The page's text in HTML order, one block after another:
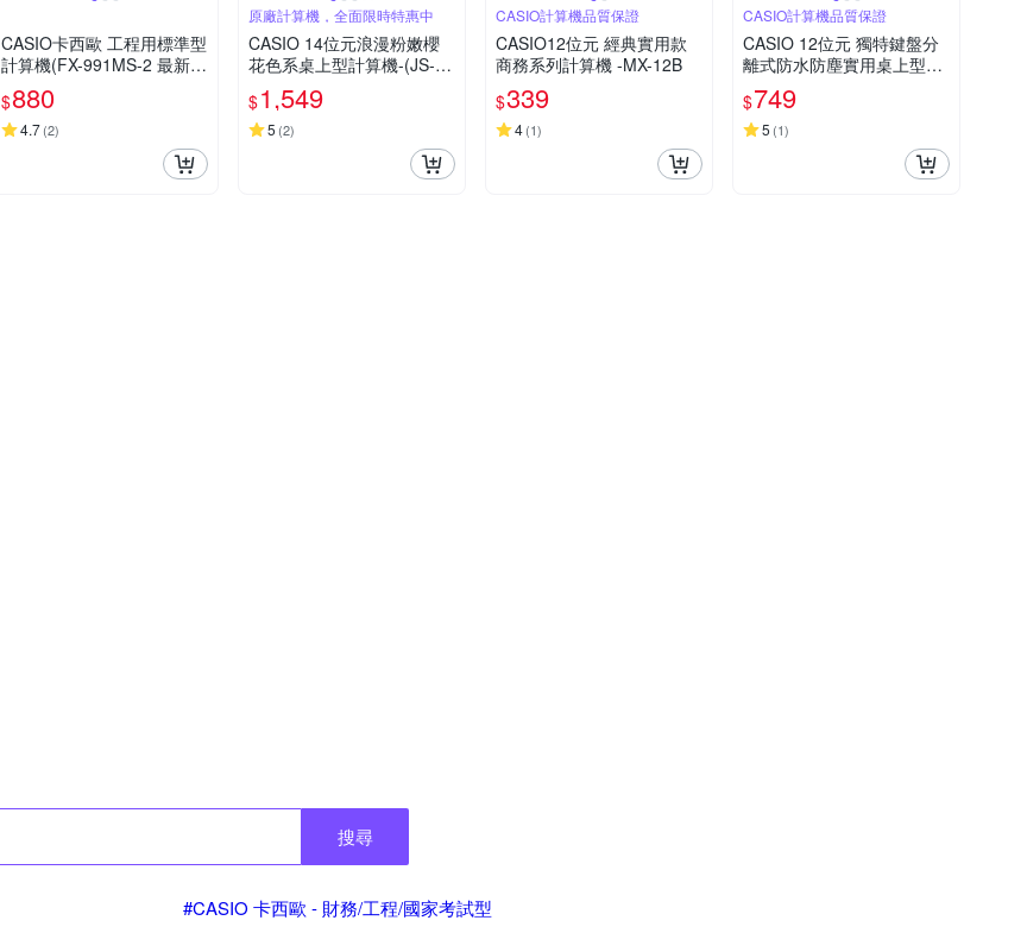
CASIO卡西歐 工程用標準型
計算機(FX-991MS-2 最新第
二代 保固24個月)
$880
4.7(2)
原廠計算機，全面限時特惠中
CASIO 14位元浪漫粉嫩櫻
花色系桌上型計算機-(JS-40
B-PK)
$1,549
5 (2)
CASIO計算機品質保證
CASIO12位元 經典實用款
商務系列計算機 -MX-12B
$339
4(1)
CASIO計算機品質保證
CASIO 12位元 獨特鍵盤分
離式防水防塵實用桌上型計
算機WM-320MT-大黃蜂潮
流配
$749
5 (1)
搜尋
#CASIO 卡西歐 - 財務/工程/國家考試型